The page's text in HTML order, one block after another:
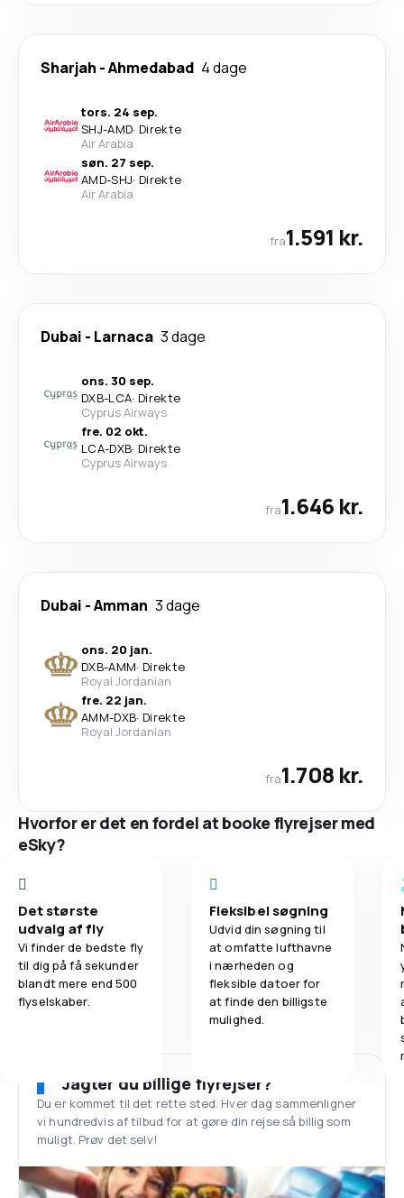
Sharjah -Ahmedabad 4 dage
tors. 24 sep.
SHJ-AMD· Direkte
Air Arabia
søn. 27 sep.
AMD-SHJ· Direkte
Air Arabia
fra1.591 kr.
Dubai - Larnaca 3 dage
ons. 30 sep.
DXB-LCA· Direkte
Cyprus Airways
fre. 02 okt.
LCA-DXB· Direkte
Cyprus Airways
fra1.646 kr.
Dubai -Amman 3 dage
ons. 20 jan.
DXB-AMM· Direkte
Royal Jordanian
fre. 22 jan.
AMM-DXB· Direkte
Royal Jordanian
fra1.708 kr.
Hvorfor er det en fordel at booke flyrejser med
eSky?
Det største
udvalg af fly
Vi finder de bedste fly
til dig på få sekunder
blandt mere end 500
flyselskaber.
Fleksibel søgning
Udvid din søgning til
at omfatte lufthavne
i nærheden og
fleksible datoer for
at finde den billigste
mulighed.
Jagter du billige flyrejser?
Du er kommet til det rette sted. Hver dag sammenligner
vi hundredvis af tilbud for at gøre din rejse så billig som
muligt. Prøv det selv!